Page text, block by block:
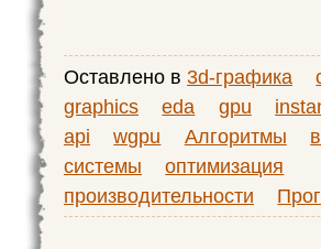
Оставлено в 3d-графика
graphics
eda gpu
api
wgpu Алгоритмы
системы
оптимизация
производительности